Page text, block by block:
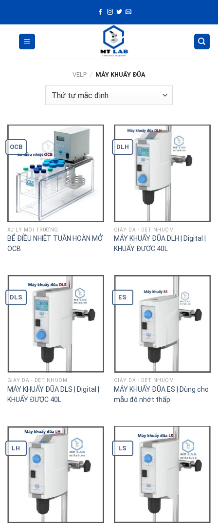
VELP / MÁY KHUẤY ĐŨA
OCB
XỬ LÝ MÔI TRƯỜNG
BỂ ĐIỀU NHIỆT TUẦN HOÀN MỞ
OCB
DLH
GIÀY DA - DỆT NHUỘM
MÁY KHUẤY ĐŨA DLH | Digital |
KHUẤY ĐƯỢC 40L
DLS
GIÀY DA - DỆT NHUỘM
MÁY KHUẤY ĐŨA DLS | Digital |
KHUẤY ĐƯỢC 40L
ES
GIÀY DA - DỆT NHUỘM
MÁY KHUẤY ĐŨA ES | Dùng cho
mẫu độ nhớt thấp
LH LS